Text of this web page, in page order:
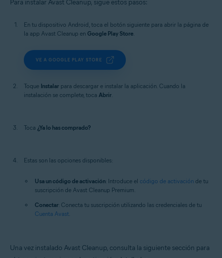
Para instalar Avast Cleanup, sigue estos pasos:
En tu dispositivo Android, toca el botón siguiente para abrir la página de
la app Avast Cleanup en Google Play Store.
VE A GOOGLE PLAY STORE
Toque Instalar para descargar e instalar la aplicación. Cuando la
instalación se complete, toca Abrir.
Toca ¿Ya lo has comprado?
Estas son las opciones disponibles:
Usa un código de activación: Introduce el código de activación de tu
suscripción de Avast Cleanup Premium.
Conectar: Conecta tu suscripción utilizando las credenciales de tu
Cuenta Avast.
Una vez instalado Avast Cleanup, consulta la siguiente sección para